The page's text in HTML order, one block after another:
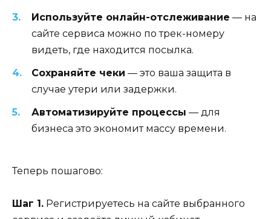
Используйте онлайн-отслеживание — на
сайте сервиса можно по трек-номеру
видеть, где находится посылка.
Сохраняйте чеки — это ваша защита в
случае утери или задержки.
Автоматизируйте процессы — для
бизнеса это экономит массу времени.
Теперь пошагово:
Шаг 1. Регистрируетесь на сайте выбранного